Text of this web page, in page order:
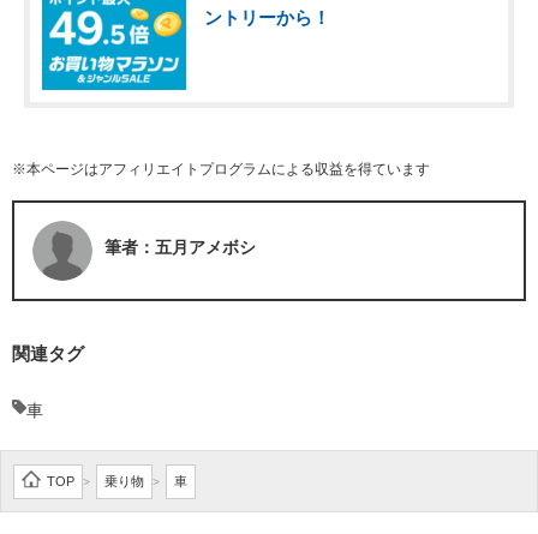
ントリーから！
※本ページはアフィリエイトプログラムによる収益を得ています
筆者：五月アメボシ
関連タグ
車
TOP > 乗り物 > 車